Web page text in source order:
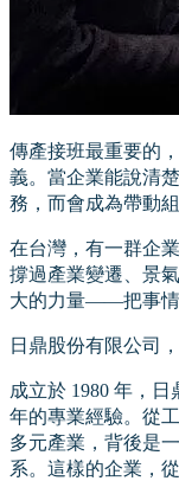
傳產接班最重要的
義。當企業能說清
務，而會成為帶動
在台灣，有一群企
撐過產業變遷、景
大的力量——把事情
日鼎股份有限公司
成立於 1980 年，
年的專業經驗。從
多元產業，背後是
系。這樣的企業，